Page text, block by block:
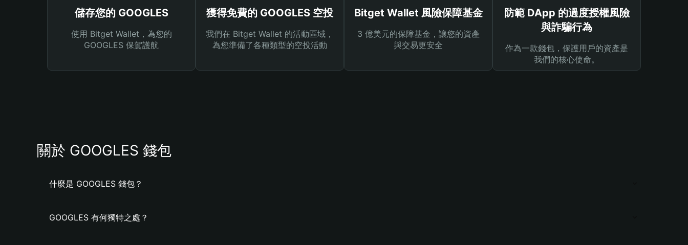
儲存您的 GOOGLES
使用 Bitget Wallet，為您的
GOOGLES 保駕護航
獲得免費的 GOOGLES 空投
我們在 Bitget Wallet 的活動區域，
為您準備了各種類型的空投活動
Bitget Wallet 風險保障基金
3 億美元的保障基金，讓您的資產
與交易更安全
防範 DApp 的過度授權風險
與詐騙行為
作為一款錢包，保護用戶的資產是
我們的核心使命。
關於 GOOGLES 錢包
什麼是 GOOGLES 錢包？
GOOGLES 有何獨特之處？